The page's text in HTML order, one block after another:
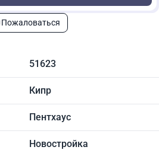
Пожаловаться
51623
Кипр
Пентхаус
Новостройка